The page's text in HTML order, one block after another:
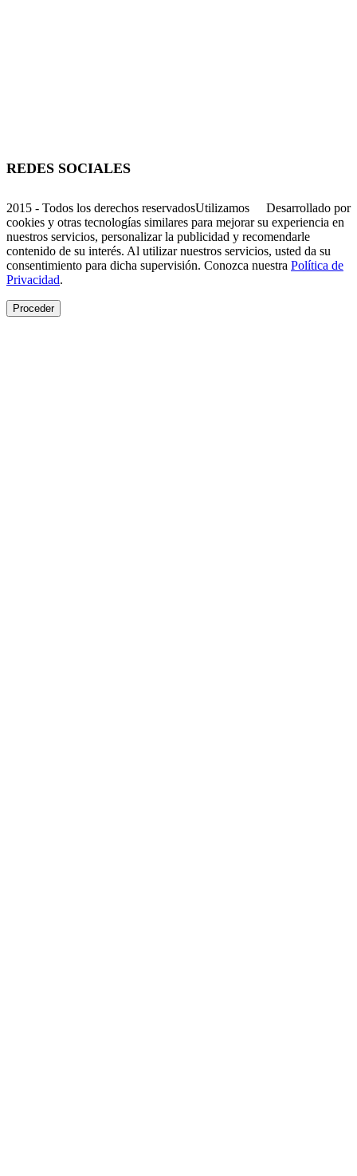
REDES SOCIALES
2015 - Todos los derechos reservados Desarrollado por
Utilizamos
cookies y otras tecnologías similares para mejorar su experiencia en
nuestros servicios, personalizar la publicidad y recomendarle
contenido de su interés. Al utilizar nuestros servicios, usted da su
consentimiento para dicha supervisión. Conozca nuestra Política de
Privacidad.
Proceder